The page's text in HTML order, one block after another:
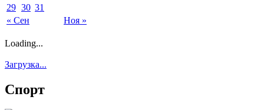
« Сен Ноя »
29 30 31
Loading...
Загрузка...
Спорт